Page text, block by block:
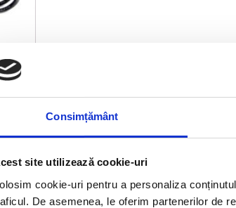
Consimțământ
site utilizează cookie-uri
cookie-uri pentru a personaliza
De asemenea, le oferim partenerilor de